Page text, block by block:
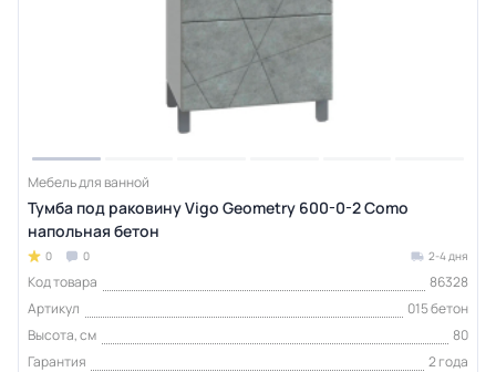
Мебель для ванной
Тумба под раковину Vigo Geometry 600-0-2 Como
напольная бетон
0 0 2-4 дня
Код товара
86328
Артикул
015 бетон
Высота, см
80
Гарантия
2 года